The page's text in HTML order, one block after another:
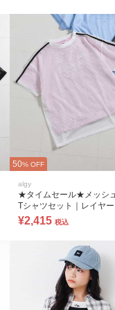
50% OFF
algy
★タイムセール★メッシ
Tシャツセット｜レイヤー
ーデ 2枚セット
¥2,415 税込